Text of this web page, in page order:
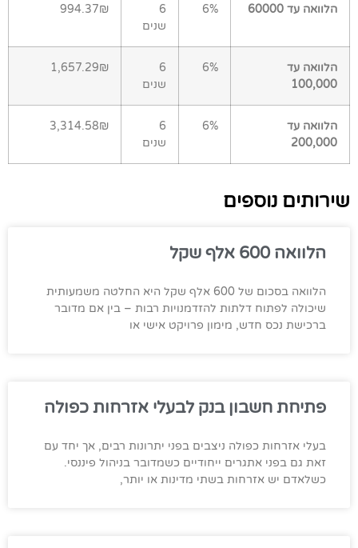
הלוואה עד 60000 6%
6
שנים
994.37₪
הלוואה עד
100,000
6%
6
שנים
1,657.29₪
הלוואה עד
200,000
6%
6
שנים
3,314.58₪
שירותים נוספים
הלוואה 600 אלף שקל
הלוואה בסכום של 600 אלף שקל היא החלטה משמעותית
שיכולה לפתוח דלתות להזדמנויות רבות – בין אם מדובר
ברכישת נכס חדש, מימון פרויקט אישי או
פתיחת חשבון בנק לבעלי אזרחות כפולה
בעלי אזרחות כפולה ניצבים בפני יתרונות רבים, אך יחד עם
זאת גם בפני אתגרים ייחודיים כשמדובר בניהול פיננסי.
כשלאדם יש אזרחות בשתי מדינות או יותר,